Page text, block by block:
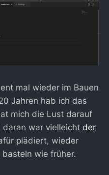
mal wieder im Bauen
Jahren hab ich das
mich die Lust darauf
daran war vielleicht der
plädiert, wieder
wie früher.